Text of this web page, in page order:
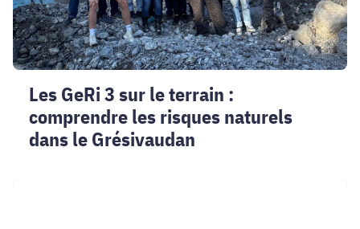
les
risques
naturels
dans
Grésivaudan
Les GeRi 3 sur le terrain :
comprendre les risques naturels
dans le Grésivaudan